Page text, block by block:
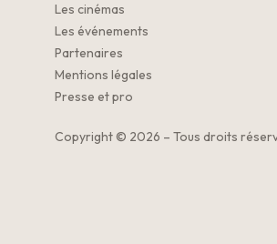
Les cinémas
Les événements
Partenaires
Mentions légales
Presse et pro
Copyright © 2026 – Tous droits